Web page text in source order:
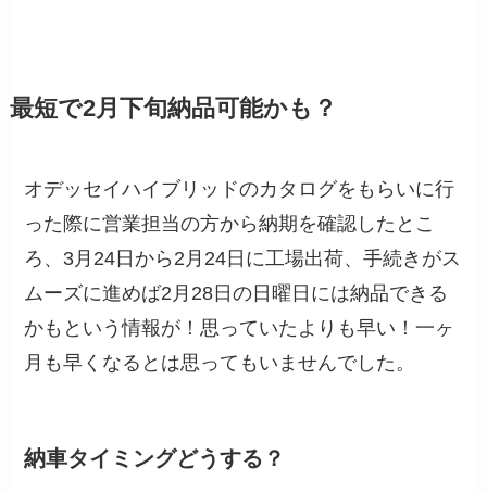
最短で2月下旬納品可能かも？
オデッセイハイブリッドのカタログをもらいに行
った際に営業担当の方から納期を確認したとこ
ろ、3月24日から2月24日に工場出荷、手続きがス
ムーズに進めば2月28日の日曜日には納品できる
かもという情報が！思っていたよりも早い！一ヶ
月も早くなるとは思ってもいませんでした。
納車タイミングどうする？